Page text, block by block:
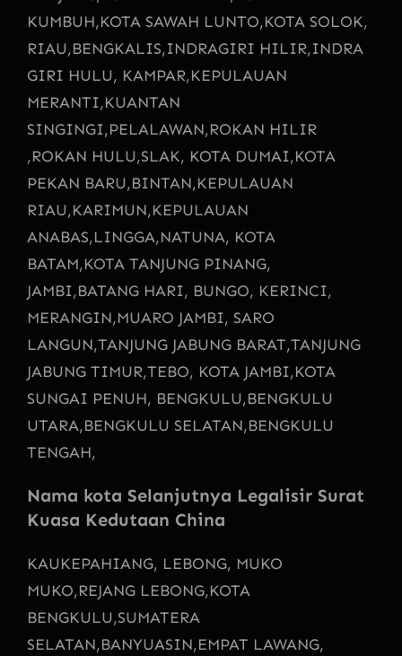
KUMBUH,KOTA SAWAH LUNTO,KOTA SOLOK,
RIAU,BENGKALIS,INDRAGIRI HILIR,INDRA
GIRI HULU, KAMPAR,KEPULAUAN
MERANTI,KUANTAN
SINGINGI,PELALAWAN,ROKAN HILIR
,ROKAN HULU,SLAK, KOTA DUMAI,KOTA
PEKAN BARU,BINTAN,KEPULAUAN
RIAU,KARIMUN,KEPULAUAN
ANABAS,LINGGA,NATUNA, KOTA
BATAM,KOTA TANJUNG PINANG,
JAMBI,BATANG HARI, BUNGO, KERINCI,
MERANGIN,MUARO JAMBI, SARO
LANGUN,TANJUNG JABUNG BARAT,TANJUNG
JABUNG TIMUR,TEBO, KOTA JAMBI,KOTA
SUNGAI PENUH, BENGKULU,BENGKULU
UTARA,BENGKULU SELATAN,BENGKULU
TENGAH,
Nama kota Selanjutnya Legalisir Surat
Kuasa Kedutaan China
KAUKEPAHIANG, LEBONG, MUKO
MUKO,REJANG LEBONG,KOTA
BENGKULU,SUMATERA
SELATAN,BANYUASIN,EMPAT LAWANG,